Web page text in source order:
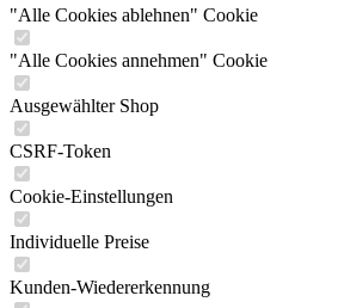
"Alle Cookies ablehnen" Cookie
"Alle Cookies annehmen" Cookie
Ausgewählter Shop
CSRF-Token
Cookie-Einstellungen
Individuelle Preise
Kunden-Wiedererkennung